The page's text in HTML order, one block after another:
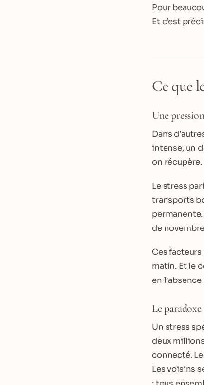
Pour
Et c’est
Ce que
Une
Dans
intense, un
on récupère.
Le stress
transports
de
Ces
matin. Et le
en
Le
Un stress
deux
connecté.
Les voisins